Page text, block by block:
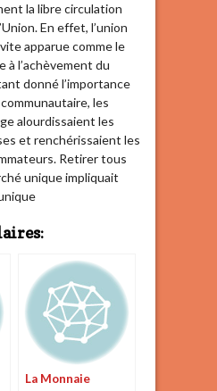
la libre circulation
En effet, l’union
apparue comme le
à l’achèvement du
donné l’importance
les
alourdissaient les
et renchérissaient les
Retirer tous
unique impliquait
La Monnaie